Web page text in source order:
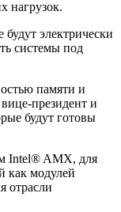
нагрузок.
электрически
системы под
памяти и
президент и
будут готовы
Intel® AMX, для
как модулей
отрасли